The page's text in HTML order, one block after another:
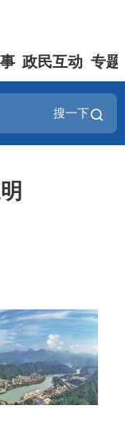
政民互动 专题
搜一下